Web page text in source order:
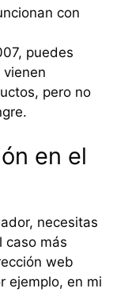
con
puedes
vienen
pero no
en el
necesitas
caso más
web
ejemplo, en mi